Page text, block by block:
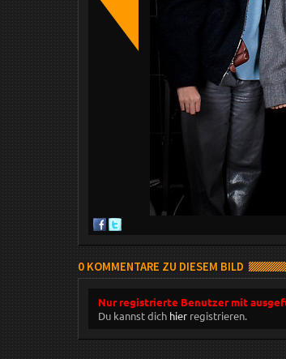
0 KOMMENTARE ZU DIESEM BILD
Nur registrierte Benutzer mit
Du kannst dich hier registrieren.